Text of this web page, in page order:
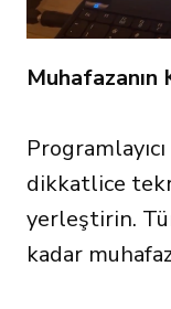
Muhafazanın
dikkatlice
yerleştirin.
kadar